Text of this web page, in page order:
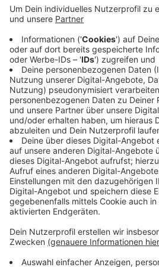
Anzeige
Laut Veranstalter konnte der
Weise geplant werden. Bedingt
Pandemielage sehe man auch in
Veränderung. Daher gebe es die
Markt auch in diesem Jahr nicht
Auch letztes Jahr war "Kunst
Advent" pandemiebedingt
Anzeige
Anzeige